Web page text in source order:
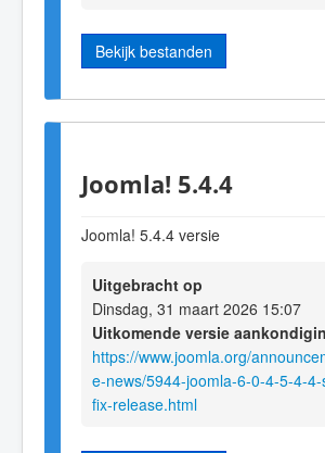
Bekijk bestanden
Joomla! 5.4.4
Joomla! 5.4.4 versie
Uitgebracht op
Dinsdag, 31 maart 2026 15:07
Uitkomende versie
https://www.joomla.org/
e-news/5944-joomla-6-0-4-5-4-
fix-release.html